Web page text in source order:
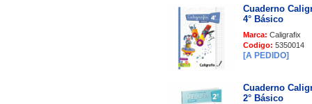
Cuaderno
4° Básico
Marca: Caligrafix
Codigo: 5350014
[A PEDIDO]
Cuaderno
2° Básico